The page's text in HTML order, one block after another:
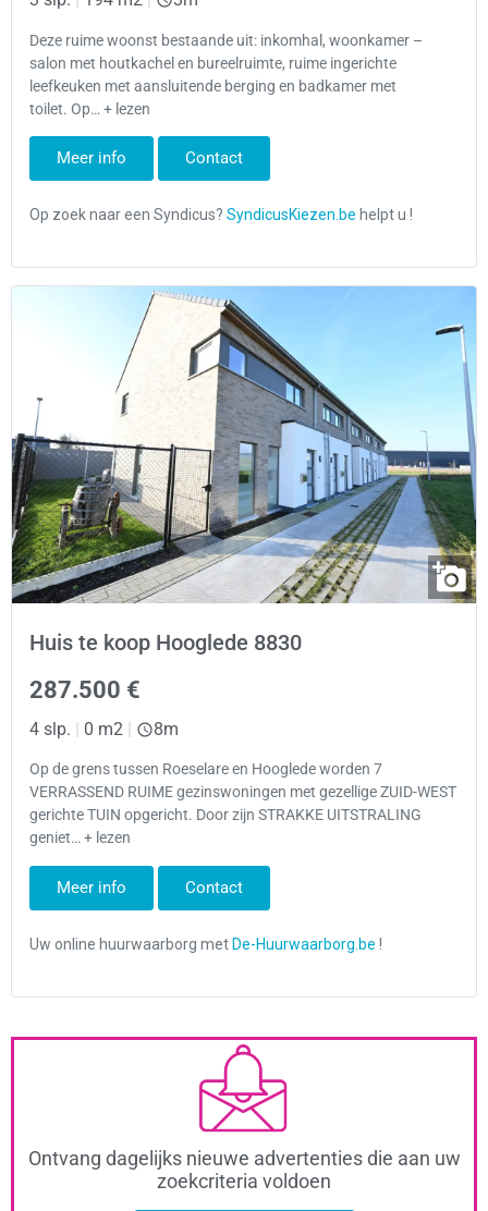
Deze ruime woonst bestaande uit: inkomhal, woonkamer –
salon met houtkachel en bureelruimte, ruime ingerichte
leefkeuken met aansluitende berging en badkamer met
toilet. Op… + lezen
Meer info Contact
Huis te koop Hooglede 8830
287.500 €
4 slp. | 0 m2 | 8m
Op de grens tussen Roeselare en Hooglede worden 7
VERRASSEND RUIME gezinswoningen met gezellige ZUID-WEST
gerichte TUIN opgericht. Door zijn STRAKKE UITSTRALING
geniet… + lezen
Meer info Contact
Ontvang dagelijks nieuwe advertenties die aan uw
zoekcriteria voldoen